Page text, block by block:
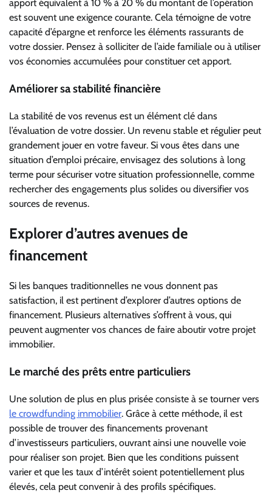
apport équivalent à 10 % à 20 % du montant de l’opération
est souvent une exigence courante. Cela témoigne de votre
capacité d’épargne et renforce les éléments rassurants de
votre dossier. Pensez à solliciter de l’aide familiale ou à utiliser
vos économies accumulées pour constituer cet apport.
Améliorer sa stabilité financière
La stabilité de vos revenus est un élément clé dans
l’évaluation de votre dossier. Un revenu stable et régulier peut
grandement jouer en votre faveur. Si vous êtes dans une
situation d’emploi précaire, envisagez des solutions à long
terme pour sécuriser votre situation professionnelle, comme
rechercher des engagements plus solides ou diversifier vos
sources de revenus.
Explorer d’autres avenues de
financement
Si les banques traditionnelles ne vous donnent pas
satisfaction, il est pertinent d’explorer d’autres options de
financement. Plusieurs alternatives s’offrent à vous, qui
peuvent augmenter vos chances de faire aboutir votre projet
immobilier.
Le marché des prêts entre particuliers
Une solution de plus en plus prisée consiste à se tourner vers
le crowdfunding immobilier. Grâce à cette méthode, il est
possible de trouver des financements provenant
d’investisseurs particuliers, ouvrant ainsi une nouvelle voie
pour réaliser son projet. Bien que les conditions puissent
varier et que les taux d’intérêt soient potentiellement plus
élevés, cela peut convenir à des profils spécifiques.